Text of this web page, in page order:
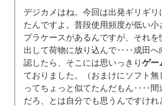
デジカメはね。今回は出発ギリギ
たんですよ。普段使用頻度が低い
プラケースがあるんですが、それ
出して荷物に放り込んで‥‥成田へ
認したら、そこには思いっきりゲー
ておりました。（おまけにソフト
ってちょっと似てたんだもん‥‥間
だろ、とは自分でも思うんですけ